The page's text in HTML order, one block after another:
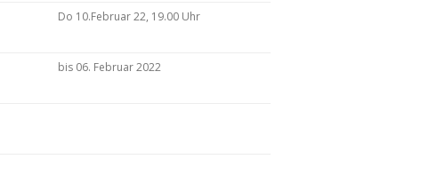
Do 10.Februar 22, 19.00 Uhr
bis 06. Februar 2022